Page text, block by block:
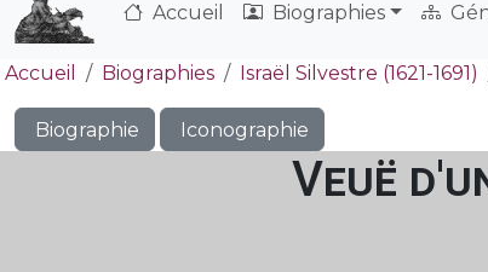
Accueil Biographies
Accueil Biographies Israël Silvestre (1621-1691)
Biographie Iconographie
Veuë